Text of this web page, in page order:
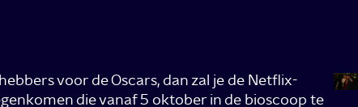
voor de Oscars, dan zal je de Netflix-
die vanaf 5 oktober in de bioscoop te